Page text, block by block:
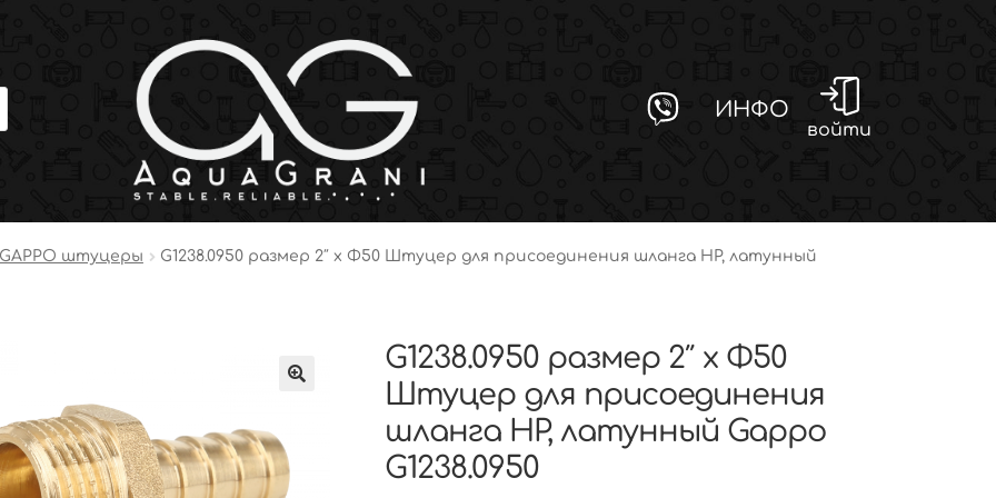
ИНФО
войти
GAPPO штуцеры
G1238.0950 размер 2″ x Φ50 Штуцер для присоединения шланга НР, латунный
G1238.0950 размер 2″ x Φ50
Штуцер для присоединения
шланга НР, латунный Gappo
G1238.0950